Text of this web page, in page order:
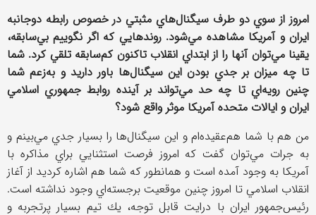
امروز از سوي دو طرف سيگنال‌هاي مثبتي در خصوص رابطه دوجانبه
ايران و آمريكا مشاهده مي‌شود. روندهايي كه اگر نگوييم بي‌سابقه،
يقينا مي‌توان آنها را از ابتداي انقلاب تاكنون كم‌سابقه تلقي كرد. شما
تا چه ميزان بر جدي بودن اين سيگنال‌ها باور داريد و به‌زعم شما
چنين رويه‌اي تا چه حد مي‌تواند بر آينده روابط جمهوري اسلامي
ايران و ايالات متحده آمريكا موثر واقع شود؟
من هم با شما هم‌عقيده‌ام و اين سيگنال‌ها را بسيار جدي مي‌بينم و
به جرات مي‌توان گفت كه امروز فرصت استثنايي براي مذاكره با
آمريكا به وجود آمده است و همانطور كه شما هم اشاره كرديد از آغاز
انقلاب اسلامي تا امروز چنين موقعيت برجسته‌اي وجود نداشته است.
رئيس‌جمهور ايران با درايت قابل توجه، يك تيم بسيار پرتجربه و